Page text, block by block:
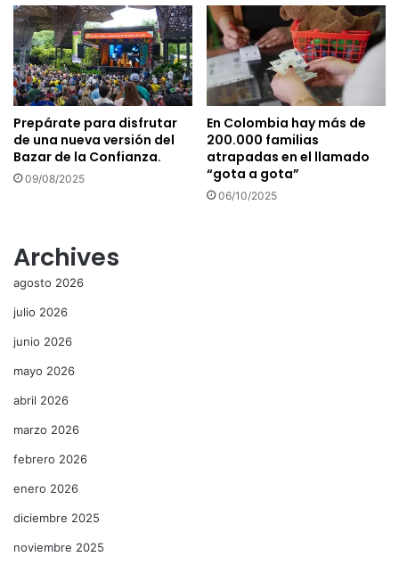
Prepárate para disfrutar
de una nueva versión del
Bazar de la Confianza.
09/08/2025
En Colombia hay más de
200.000 familias
atrapadas en el llamado
“gota a gota”
06/10/2025
Archives
agosto 2026
julio 2026
junio 2026
mayo 2026
abril 2026
marzo 2026
febrero 2026
enero 2026
diciembre 2025
noviembre 2025